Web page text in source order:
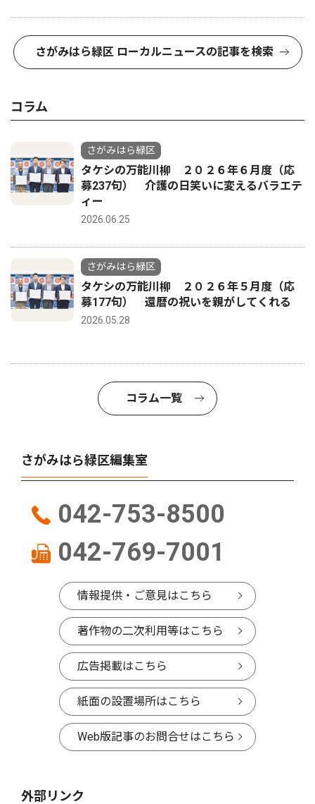
さがみはら緑区 ローカルニュースの記事を検索
コラム
さがみはら緑区
タケシの万能川柳 ２０２６年６月度（応
募237句） 介護の日笑いに変えるバラエテ
ィー
2026.06.25
さがみはら緑区
タケシの万能川柳 ２０２６年５月度（応
募177句） 還暦の祝いを親がしてくれる
2026.05.28
コラム一覧
さがみはら緑区編集室
042-753-8500
042-769-7001
情報提供・ご意見はこちら
著作物の二次利用等はこちら
広告掲載はこちら
紙面の設置場所はこちら
Web版記事のお問合せはこちら
外部リンク